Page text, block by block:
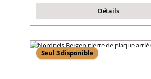
Détails
Seul 3 disponible